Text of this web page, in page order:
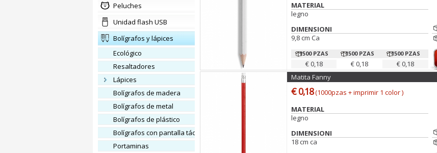
Peluches
Unidad flash USB
bolígrafos y lápices
ecológico
resaltadores
lápices
Bolígrafos de madera
Bolígrafos de metal
Bolígrafos de plástico
bolígrafos con pantalla táctil
portaminas
MATERIAL
legno
DIMENSIONI
9,8 cm Ca
1500 PZAS
€ 0,18
1500 PZAS
€ 0,18
1500 PZAS
€ 0,18
Matita Fanny
€ 0,18(1000pzas + imprimir 1 color )
MATERIAL
legno
DIMENSIONI
18 cm ca